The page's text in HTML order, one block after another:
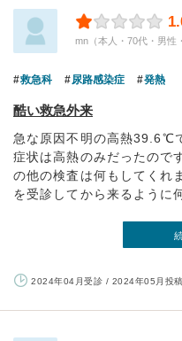
mn（本人・70代・男性
救急科 尿路感染症 発熱
酷い救急外来
急な原因不明の高熱39.6℃
症状は高熱のみだったので
の他の検査は何もしてくれ
を受診してから来るように
2024年04月受診 / 2024年05月投稿